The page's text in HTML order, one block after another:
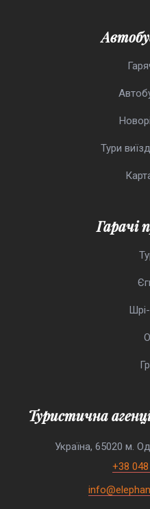
Тури
Гарачі
Туристична
Україна, 65020 м.
+38